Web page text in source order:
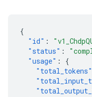
"id"
:
"status"
:
"usage"
: